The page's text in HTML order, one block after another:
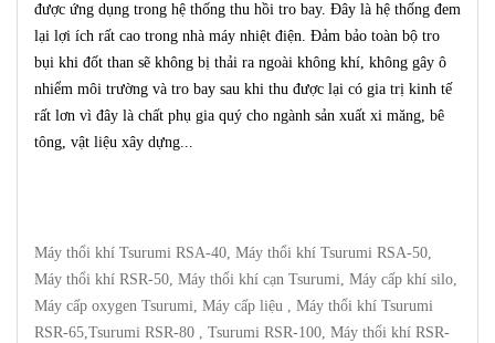
được ứng dụng trong hệ thống thu hồi tro bay. Đây là hệ thống đem
lại lợi ích rất cao trong nhà máy nhiệt điện. Đảm bảo toàn bộ tro
bụi khi đốt than sẽ không bị thải ra ngoài không khí, không gây ô
nhiểm môi trường và tro bay sau khi thu được lại có gia trị kinh tế
rất lơn vì đây là chất phụ gia quý cho ngành sản xuất xi măng, bê
tông, vật liệu xây dựng...
Máy thổi khí Tsurumi RSA-40, Máy thổi khí Tsurumi RSA-50,
Máy thổi khí RSR-50, Máy thổi khí cạn Tsurumi, Máy cấp khí silo,
Máy cấp oxygen Tsurumi, Máy cấp liệu , Máy thổi khí Tsurumi
RSR-65,Tsurumi RSR-80 , Tsurumi RSR-100, Máy thổi khí RSR-